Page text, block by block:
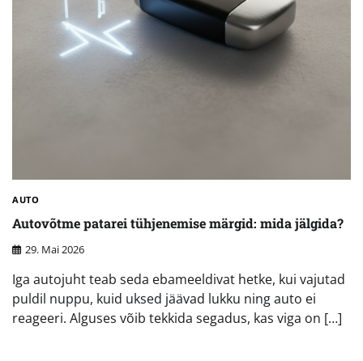
AUTO
Autovõtme patarei tühjenemise märgid: mida jälgida?
29. Mai 2026
Iga autojuht teab seda ebameeldivat hetke, kui vajutad
puldil nuppu, kuid uksed jäävad lukku ning auto ei
reageeri. Alguses võib tekkida segadus, kas viga on […]